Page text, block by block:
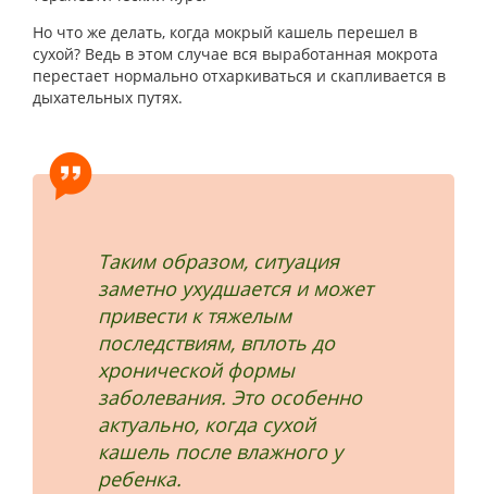
Но что же делать, когда мокрый кашель перешел в
сухой? Ведь в этом случае вся выработанная мокрота
перестает нормально отхаркиваться и скапливается в
дыхательных путях.
Таким образом, ситуация
заметно ухудшается и может
привести к тяжелым
последствиям, вплоть до
хронической формы
заболевания. Это особенно
актуально, когда сухой
кашель после влажного у
ребенка.